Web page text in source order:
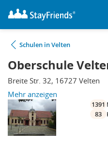
Schulen in Velten
Oberschule
Breite Str. 32, 16727 Velten
Mehr anzeigen
1391
83